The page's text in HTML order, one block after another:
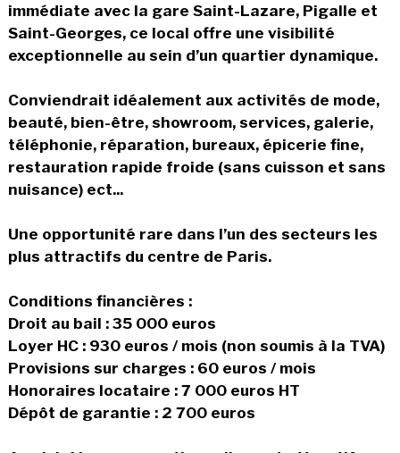
immédiate avec la gare Saint-Lazare, Pigalle et
Saint-Georges, ce local offre une visibilité
exceptionnelle au sein d’un quartier dynamique.
Conviendrait idéalement aux activités de mode,
beauté, bien-être, showroom, services, galerie,
téléphonie, réparation, bureaux, épicerie fine,
restauration rapide froide (sans cuisson et sans
nuisance) ect...
Une opportunité rare dans l’un des secteurs les
plus attractifs du centre de Paris.
Conditions financières :
Droit au bail : 35 000 euros
Loyer HC : 930 euros / mois (non soumis à la TVA)
Provisions sur charges : 60 euros / mois
Honoraires locataire : 7 000 euros HT
Dépôt de garantie : 2 700 euros